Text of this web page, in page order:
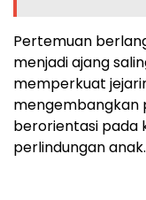
Pertemuan
menjadi ajang
memperkuat
mengembangkan
berorientasi pada
perlindungan anak.